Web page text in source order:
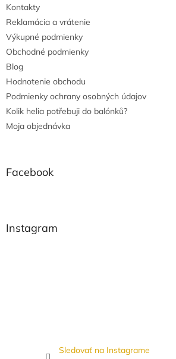
Kontakty
Reklamácia a vrátenie
Výkupné podmienky
Obchodné podmienky
Blog
Hodnotenie obchodu
Podmienky ochrany osobných údajov
Kolik helia potřebuji do balónků?
Moja objednávka
Facebook
Instagram
Sledovať na Instagrame